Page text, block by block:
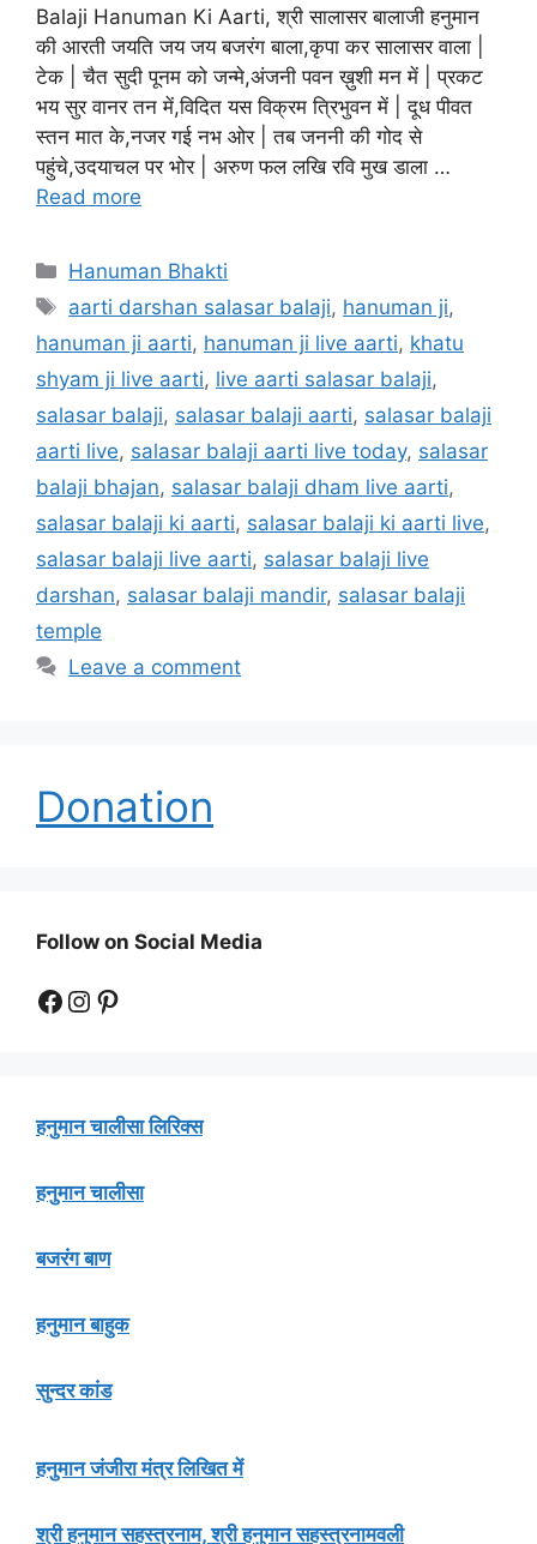
Balaji Hanuman Ki Aarti, श्री सालासर बालाजी हनुमान
की आरती जयति जय जय बजरंग बाला,कृपा कर सालासर वाला |
टेक | चैत सुदी पूनम को जन्मे,अंजनी पवन ख़ुशी मन में | प्रकट
भय सुर वानर तन में,विदित यस विक्रम त्रिभुवन में | दूध पीवत
स्तन मात के,नजर गई नभ ओर | तब जननी की गोद से
पहुंचे,उदयाचल पर भोर | अरुण फल लखि रवि मुख डाला …
Read more
Categories
Hanuman Bhakti
Tags
aarti darshan salasar balaji, hanuman ji,
hanuman ji aarti, hanuman ji live aarti, khatu
shyam ji live aarti, live aarti salasar balaji,
salasar balaji, salasar balaji aarti, salasar balaji
aarti live, salasar balaji aarti live today, salasar
balaji bhajan, salasar balaji dham live aarti,
salasar balaji ki aarti, salasar balaji ki aarti live,
salasar balaji live aarti, salasar balaji live
darshan, salasar balaji mandir, salasar balaji
temple
Leave a comment
Donation
Follow on Social Media
Facebook
Instagram
Pinterest
हनुमान चालीसा लिरिक्स
हनुमान चालीसा
बजरंग बाण
हनुमान बाहुक
सुन्दर कांड
हनुमान जंजीरा मंत्र लिखित में
श्री हनुमान सहस्त्रनाम, श्री हनुमान सहस्त्रनामवली